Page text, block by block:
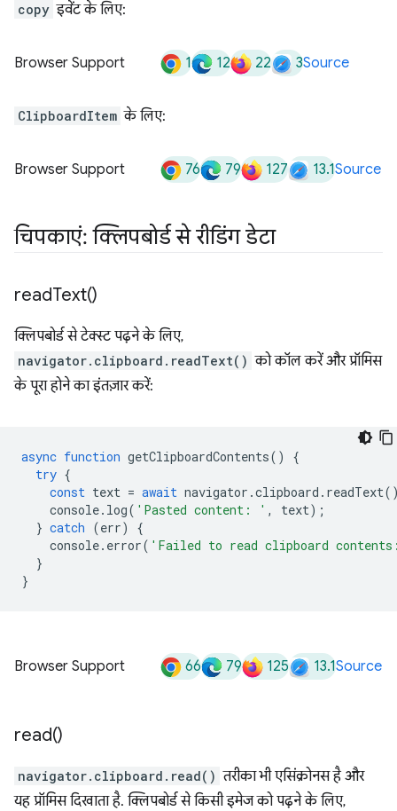
copy इवेंट के लिए:
Browser Support 1 12 22 3Source
ClipboardItem के लिए:
Browser Support 76 79 127 13.1Source
चिपकाएं: क्लिपबोर्ड से रीडिंग डेटा
readText()
क्लिपबोर्ड से टेक्स्ट पढ़ने के लिए,
navigator.clipboard.readText() को कॉल करें और प्रॉमिस
के पूरा होने का इंतज़ार करें:
async function getClipboardContents()
{
try {
const text = await navigator .clipboard . readText
console. log( 'Pasted content: ' , text);
} catch (err)
{
console. error( 'Failed to read clipboard
}
}
Browser Support 66 79 125 13.1Source
read()
navigator.clipboard.read() तरीका भी एसिंक्रोनस है और
यह प्रॉमिस दिखाता है. क्लिपबोर्ड से किसी इमेज को पढ़ने के लिए,